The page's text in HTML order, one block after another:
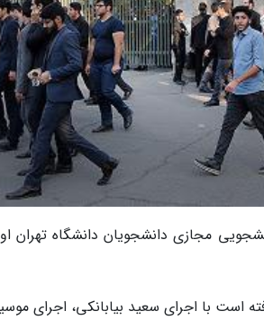
مجازی دانشجویان دانشگاه تهران
است با اجرای سعید بیابانکی، اجرای